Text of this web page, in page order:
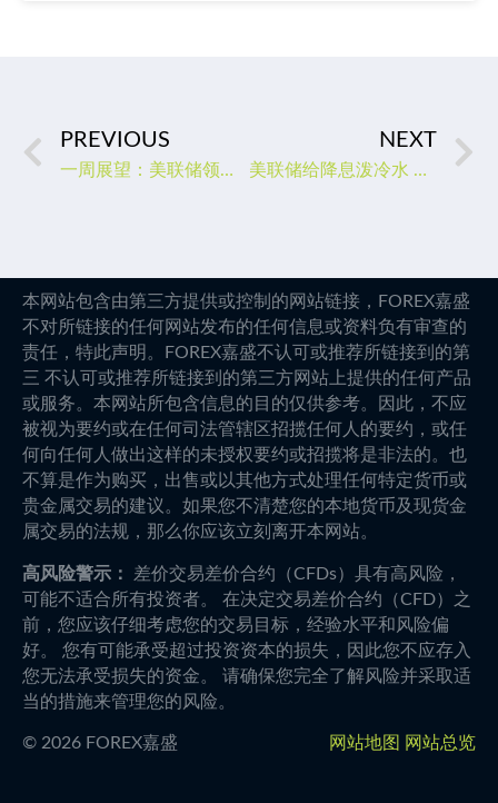
PREVIOUS
一周展望：美联储领衔央行超级周 避险情绪助黄金一臂之力？
NEXT
美联储给降息泼冷水 瑞士央行或重回零利率
本网站包含由第三方提供或控制的网站链接，FOREX嘉盛
不对所链接的任何网站发布的任何信息或资料负有审查的
责任，特此声明。FOREX嘉盛不认可或推荐所链接到的第
三 不认可或推荐所链接到的第三方网站上提供的任何产品
或服务。本网站所包含信息的目的仅供参考。因此，不应
被视为要约或在任何司法管辖区招揽任何人的要约，或任
何向任何人做出这样的未授权要约或招揽将是非法的。也
不算是作为购买，出售或以其他方式处理任何特定货币或
贵金属交易的建议。如果您不清楚您的本地货币及现货金
属交易的法规，那么你应该立刻离开本网站。
高风险警示：
差价交易差价合约（CFDs）具有高风险，
可能不适合所有投资者。 在决定交易差价合约（CFD）之
前，您应该仔细考虑您的交易目标，经验水平和风险偏
好。 您有可能承受超过投资资本的损失，因此您不应存入
您无法承受损失的资金。 请确保您完全了解风险并采取适
当的措施来管理您的风险。
© 2026 FOREX嘉盛 网站地图 网站总览